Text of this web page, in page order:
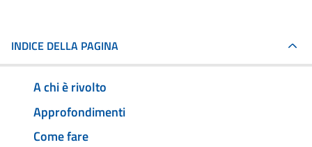
INDICE DELLA PAGINA
A chi è rivolto
Approfondimenti
Come fare